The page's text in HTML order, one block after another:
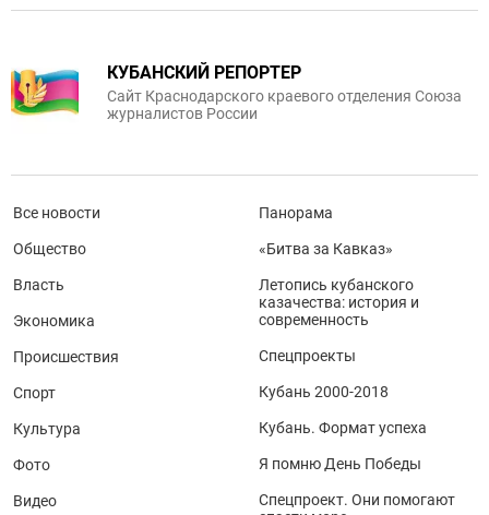
КУБАНСКИЙ РЕПОРТЕР
Сайт Краснодарского краевого отделения Союза
журналистов России
Все новости
Общество
Власть
Экономика
Происшествия
Спорт
Культура
Фото
Видео
Панорама
«Битва за Кавказ»
Летопись кубанского
казачества: история и
современность
Спецпроекты
Кубань 2000-2018
Кубань. Формат успеха
Я помню День Победы
Спецпроект. Они помогают